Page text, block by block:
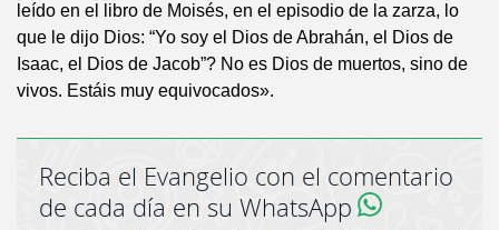
leído en el libro de Moisés, en el episodio de la zarza, lo
que le dijo Dios: “Yo soy el Dios de Abrahán, el Dios de
Isaac, el Dios de Jacob”? No es Dios de muertos, sino de
vivos. Estáis muy equivocados».
Reciba el Evangelio con el comentario
de cada día en su WhatsApp